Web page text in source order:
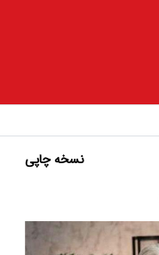
نسخه چاپی